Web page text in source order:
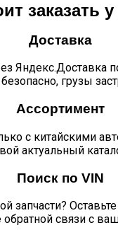
заказать
Доставка
Яндекс.Доставка
грузы
Ассортимент
с китайскими
актуальный
Поиск по VIN
запчасти?
связи с